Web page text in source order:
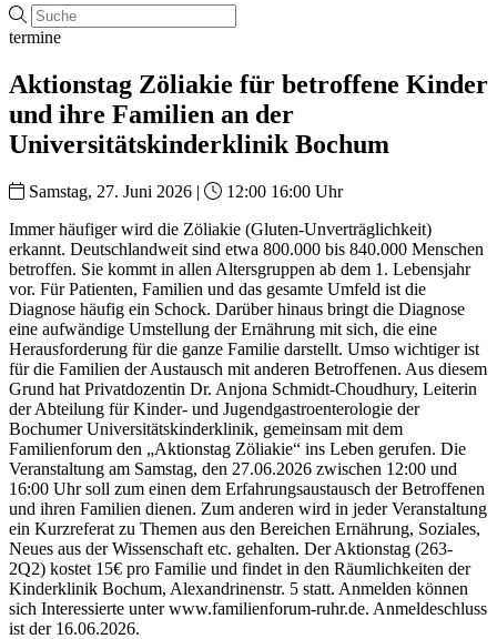
termine
Aktionstag Zöliakie für betroffene Kinder
und ihre Familien an der
Universitätskinderklinik Bochum
Samstag, 27. Juni 2026 |
12:00 16:00 Uhr
Immer häufiger wird die Zöliakie (Gluten-Unverträglichkeit)
erkannt. Deutschlandweit sind etwa 800.000 bis 840.000 Menschen
betroffen. Sie kommt in allen Altersgruppen ab dem 1. Lebensjahr
vor. Für Patienten, Familien und das gesamte Umfeld ist die
Diagnose häufig ein Schock. Darüber hinaus bringt die Diagnose
eine aufwändige Umstellung der Ernährung mit sich, die eine
Herausforderung für die ganze Familie darstellt. Umso wichtiger ist
für die Familien der Austausch mit anderen Betroffenen. Aus diesem
Grund hat Privatdozentin Dr. Anjona Schmidt-Choudhury, Leiterin
der Abteilung für Kinder- und Jugendgastroenterologie der
Bochumer Universitätskinderklinik, gemeinsam mit dem
Familienforum den „Aktionstag Zöliakie“ ins Leben gerufen. Die
Veranstaltung am Samstag, den 27.06.2026 zwischen 12:00 und
16:00 Uhr soll zum einen dem Erfahrungsaustausch der Betroffenen
und ihren Familien dienen. Zum anderen wird in jeder Veranstaltung
ein Kurzreferat zu Themen aus den Bereichen Ernährung, Soziales,
Neues aus der Wissenschaft etc. gehalten. Der Aktionstag (263-
2Q2) kostet 15€ pro Familie und findet in den Räumlichkeiten der
Kinderklinik Bochum, Alexandrinenstr. 5 statt. Anmelden können
sich Interessierte unter www.familienforum-ruhr.de. Anmeldeschluss
ist der 16.06.2026.